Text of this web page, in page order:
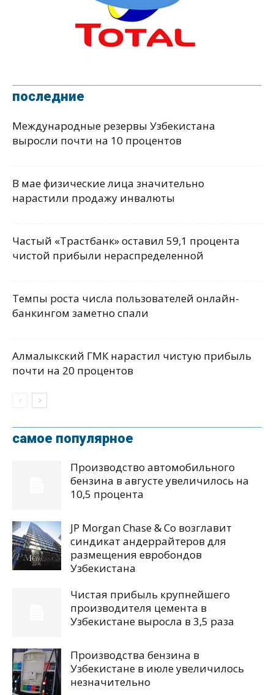
последние
Международные резервы Узбекистана
выросли почти на 10 процентов
В мае физические лица значительно
нарастили продажу инвалюты
Частый «Трастбанк» оставил 59,1 процента
чистой прибыли нераспределенной
Темпы роста числа пользователей онлайн-
банкингом заметно спали
Алмалыкский ГМК нарастил чистую прибыль
почти на 20 процентов
самое популярное
Производство автомобильного
бензина в августе увеличилось на
10,5 процента
JP Morgan Chase & Co возглавит
синдикат андеррайтеров для
размещения евробондов
Узбекистана
Чистая прибыль крупнейшего
производителя цемента в
Узбекистане выросла в 3,5 раза
Производства бензина в
Узбекистане в июле увеличилось
незначительно